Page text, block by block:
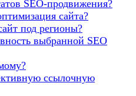
SEO-продвижения?
сайта?
под регионы?
выбранной SEO
ссылочную